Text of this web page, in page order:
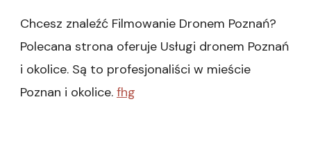
Poznań
i
okolice
Chcesz znaleźć Filmowanie Dronem Poznań?
Polecana strona oferuje Usługi dronem Poznań
i okolice. Są to profesjonaliści w mieście
Poznan i okolice. fhg